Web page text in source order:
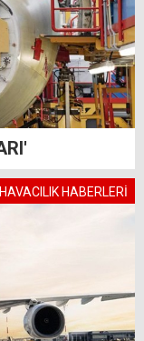
HAVACILIK HABERLERİ